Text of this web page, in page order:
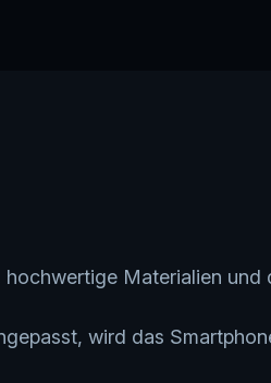
Materialien und
wird das